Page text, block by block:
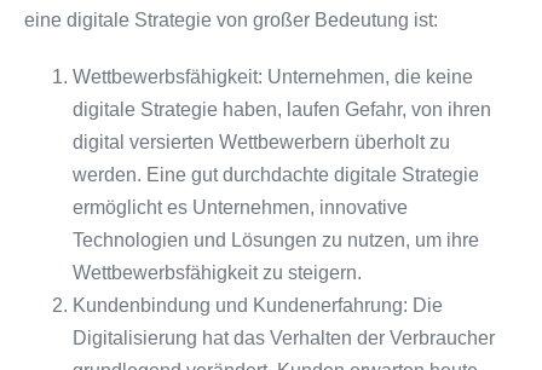
eine digitale Strategie von großer Bedeutung ist:
Wettbewerbsfähigkeit: Unternehmen, die keine
digitale Strategie haben, laufen Gefahr, von ihren
digital versierten Wettbewerbern überholt zu
werden. Eine gut durchdachte digitale Strategie
ermöglicht es Unternehmen, innovative
Technologien und Lösungen zu nutzen, um ihre
Wettbewerbsfähigkeit zu steigern.
Kundenbindung und Kundenerfahrung: Die
Digitalisierung hat das Verhalten der Verbraucher